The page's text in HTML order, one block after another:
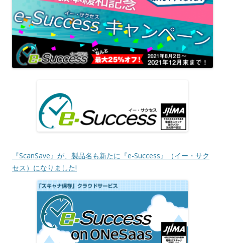
『ScanSave』が、製品名も新たに『e-Success』（イー・サク
セス）になりました!